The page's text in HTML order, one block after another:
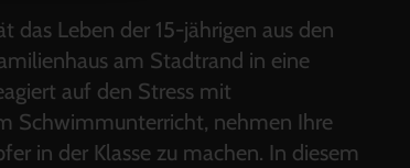
das Leben der 15-jährigen aus den
am Stadtrand in eine
auf den Stress mit
Schwimmunterricht, nehmen Ihre
in der Klasse zu machen. In diesem